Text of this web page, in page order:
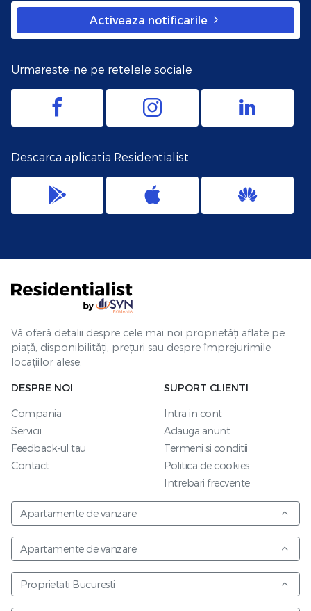
Activeaza notificarile
Urmareste-ne pe retelele sociale
Descarca aplicatia Residentialist
Vă oferă detalii despre cele mai noi proprietăți aflate pe
piață, disponibilități, prețuri sau despre împrejurimile
locațiilor alese.
DESPRE NOI
Compania
Servicii
Feedback-ul tau
Contact
SUPORT CLIENTI
Intra in cont
Adauga anunt
Termeni si conditii
Politica de cookies
Intrebari frecvente
Apartamente de vanzare
Apartamente de vanzare
Proprietati Bucuresti